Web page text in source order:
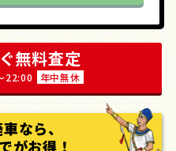
無料査定
22:00 年中無休
なら、
がお得！